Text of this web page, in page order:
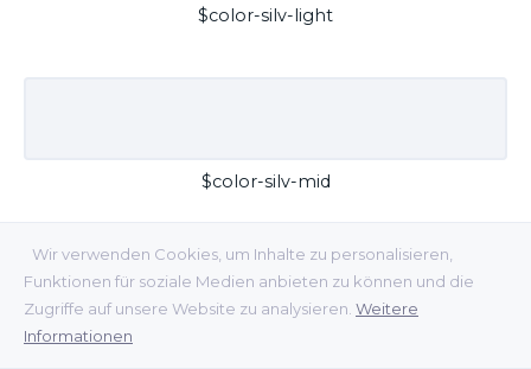
Wir verwenden Cookies, um Inhalte zu personalisieren,
Funktionen für soziale Medien anbieten zu können und die
Zugriffe auf unsere Website zu analysieren. Weitere
Informationen
$color-silv-light
$color-silv-mid